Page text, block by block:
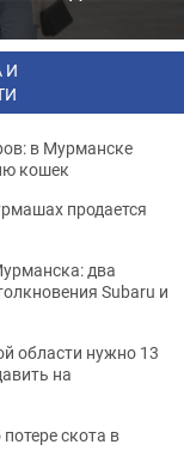
И
в Мурманске
кошек
продается
два
Subaru и
области нужно 13
на
скота в